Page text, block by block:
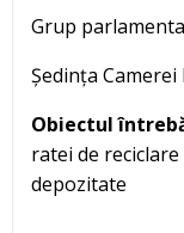
Grup
Ședința
Obiectul
ratei de
depozitate